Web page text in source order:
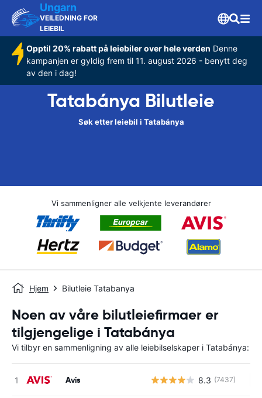
Ungarn
VEILEDNING FOR
LEIEBIL
Opptil 20% rabatt på leiebiler over hele verden Denne
kampanjen er gyldig frem til 11. august 2026 - benytt deg
av den i dag!
Tatabánya Bilutleie
Søk etter leiebil i Tatabánya
Vi sammenligner alle velkjente leverandører
Hjem Bilutleie Tatabanya
Noen av våre bilutleiefirmaer er
tilgjengelige i Tatabánya
Vi tilbyr en sammenligning av alle leiebilselskaper i Tatabánya:
Avis 8.3 (7437)